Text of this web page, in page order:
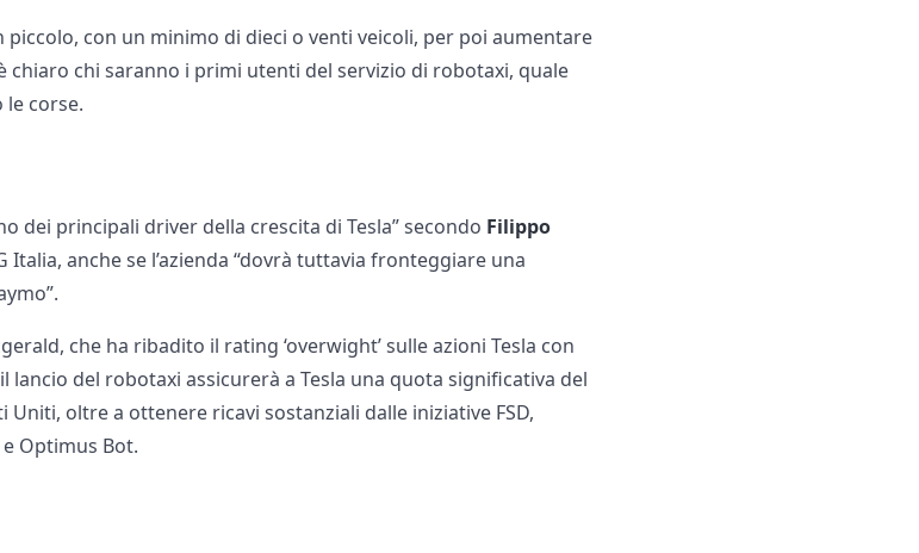
piccolo, con un minimo di dieci o venti veicoli, per poi aumentare
chiaro chi saranno i primi utenti del servizio di robotaxi, quale
corse.
dei principali driver della crescita di Tesla” secondo Filippo
anche se l’azienda “dovrà tuttavia fronteggiare una
che ha ribadito il rating ‘overwight’ sulle azioni Tesla con
del robotaxi assicurerà a Tesla una quota significativa del
oltre a ottenere ricavi sostanziali dalle iniziative FSD,
Optimus Bot.